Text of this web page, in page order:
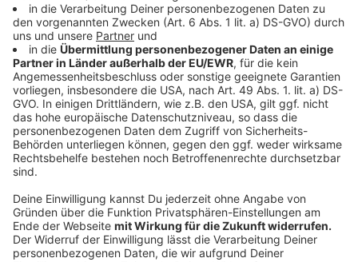
Beim Ausbau der Solarenergie ist die Landwirtschaft
schon weiter als viele andere Branchen oder
Privatleute. Nach Einschätzung von Hans-Georg Guhle,
Leiter des Maschinenrings Steinfurt-Bentheim, haben
etwa 80 Prozent der Höfe im Kreis Steinfurt eine
Solaranlage auf dem Dach. Der Maschinenring berät
Betriebe und installiert Solaranlagen.
Anzeige